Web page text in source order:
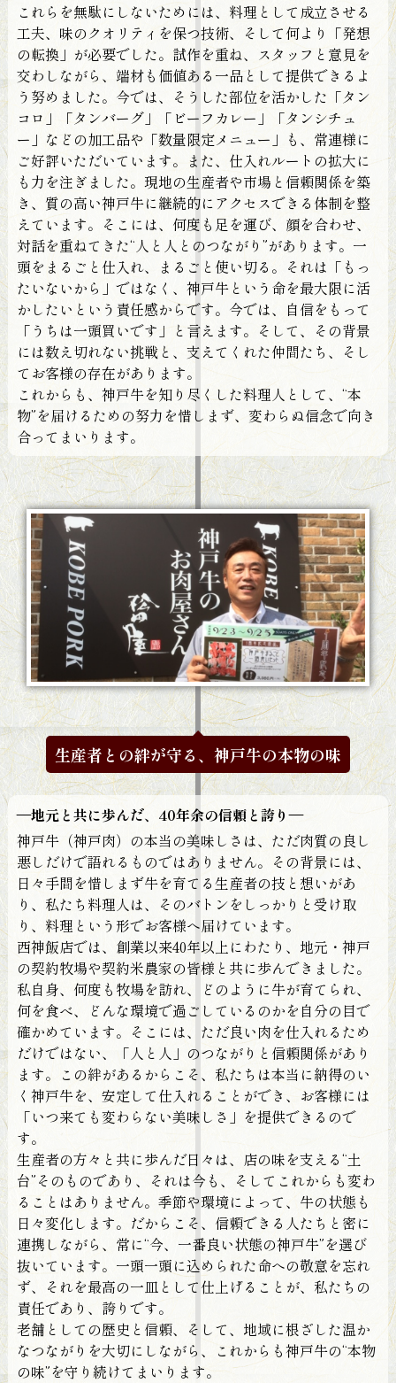
これらを無駄にしないためには、料理として成立させる
工夫、味のクオリティを保つ技術、そして何より「発想
の転換」が必要でした。試作を重ね、スタッフと意見を
交わしながら、端材も価値ある一品として提供できるよ
う努めました。今では、そうした部位を活かした「タン
コロ」「タンバーグ」「ビーフカレー」「タンシチュ
ー」などの加工品や「数量限定メニュー」も、常連様に
ご好評いただいています。また、仕入れルートの拡大に
も力を注ぎました。現地の生産者や市場と信頼関係を築
き、質の高い神戸牛に継続的にアクセスできる体制を整
えています。そこには、何度も足を運び、顔を合わせ、
対話を重ねてきた“人と人とのつながり”があります。一
頭をまるごと仕入れ、まるごと使い切る。それは「もっ
たいないから」ではなく、神戸牛という命を最大限に活
かしたいという責任感からです。今では、自信をもって
「うちは一頭買いです」と言えます。そして、その背景
には数え切れない挑戦と、支えてくれた仲間たち、そし
てお客様の存在があります。
これからも、神戸牛を知り尽くした料理人として、“本
物”を届けるための努力を惜しまず、変わらぬ信念で向き
合ってまいります。
生産者との絆が守る、神戸牛の本物の味
—地元と共に歩んだ、40年余の信頼と誇り—
神戸牛（神戸肉）の本当の美味しさは、ただ肉質の良し
悪しだけで語れるものではありません。その背景には、
日々手間を惜しまず牛を育てる生産者の技と想いがあ
り、私たち料理人は、そのバトンをしっかりと受け取
り、料理という形でお客様へ届けています。
西神飯店では、創業以来40年以上にわたり、地元・神戸
の契約牧場や契約米農家の皆様と共に歩んできました。
私自身、何度も牧場を訪れ、どのように牛が育てられ、
何を食べ、どんな環境で過ごしているのかを自分の目で
確かめています。そこには、ただ良い肉を仕入れるため
だけではない、「人と人」のつながりと信頼関係があり
ます。この絆があるからこそ、私たちは本当に納得のい
く神戸牛を、安定して仕入れることができ、お客様には
「いつ来ても変わらない美味しさ」を提供できるので
す。
生産者の方々と共に歩んだ日々は、店の味を支える“土
台”そのものであり、それは今も、そしてこれからも変わ
ることはありません。季節や環境によって、牛の状態も
日々変化します。だからこそ、信頼できる人たちと密に
連携しながら、常に“今、一番良い状態の神戸牛”を選び
抜いています。一頭一頭に込められた命への敬意を忘れ
ず、それを最高の一皿として仕上げることが、私たちの
責任であり、誇りです。
老舗としての歴史と信頼、そして、地域に根ざした温か
なつながりを大切にしながら、これからも神戸牛の“本物
の味”を守り続けてまいります。